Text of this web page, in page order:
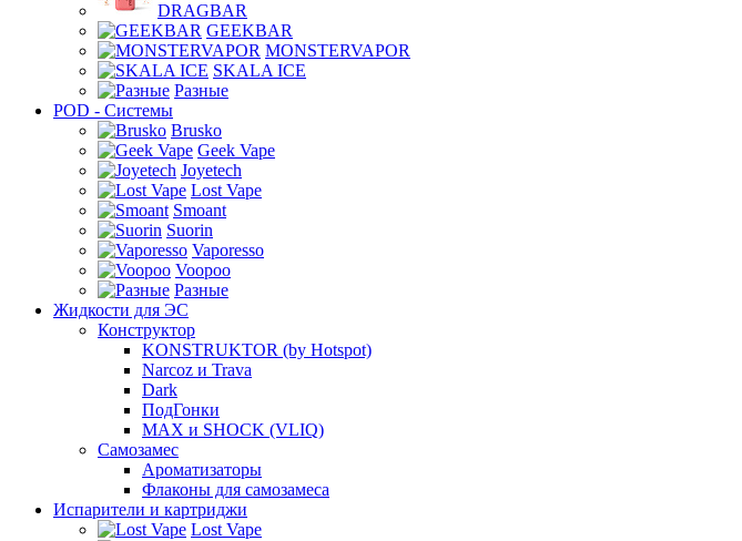
DRAGBAR
GEEKBAR
MONSTERVAPOR
SKALA ICE
Разные
POD - Системы
Brusko
Geek Vape
Joyetech
Lost Vape
Smoant
Suorin
Vaporesso
Voopoo
Разные
Жидкости для ЭС
Конструктор
KONSTRUKTOR (by Hotspot)
Narcoz и Trava
Dark
ПодГонки
MAX и SHOCK (VLIQ)
Самозамес
Ароматизаторы
Флаконы для самозамеса
Испарители и картриджи
Lost Vape